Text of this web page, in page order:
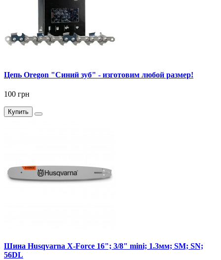
Цепь Oregon "Синий зуб" - изготовим любой размер!
100 грн
Купить
Шина Husqvarna X-Force 16"; 3/8" mini; 1.3мм; SM; SN;
56DL